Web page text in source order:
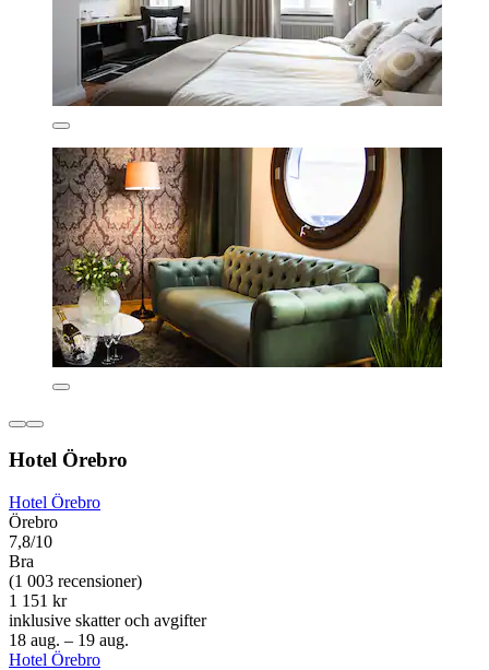
Hotel Örebro
Hotel Örebro
Örebro
7,8/10
Bra
(1 003 recensioner)
1 151 kr
inklusive skatter och avgifter
18 aug. – 19 aug.
Hotel Örebro